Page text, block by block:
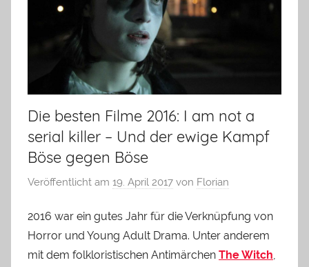
Die besten Filme 2016: I am not a
serial killer – Und der ewige Kampf
Böse gegen Böse
Veröffentlicht am 19. April 2017 von Florian
2016 war ein gutes Jahr für die Verknüpfung von
Horror und Young Adult Drama. Unter anderem
mit dem folkloristischen Antimärchen The Witch,